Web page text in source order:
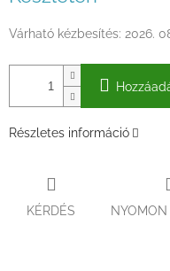
Várható kézbesítés: 2026.
Részletes információ
KÉRDÉS